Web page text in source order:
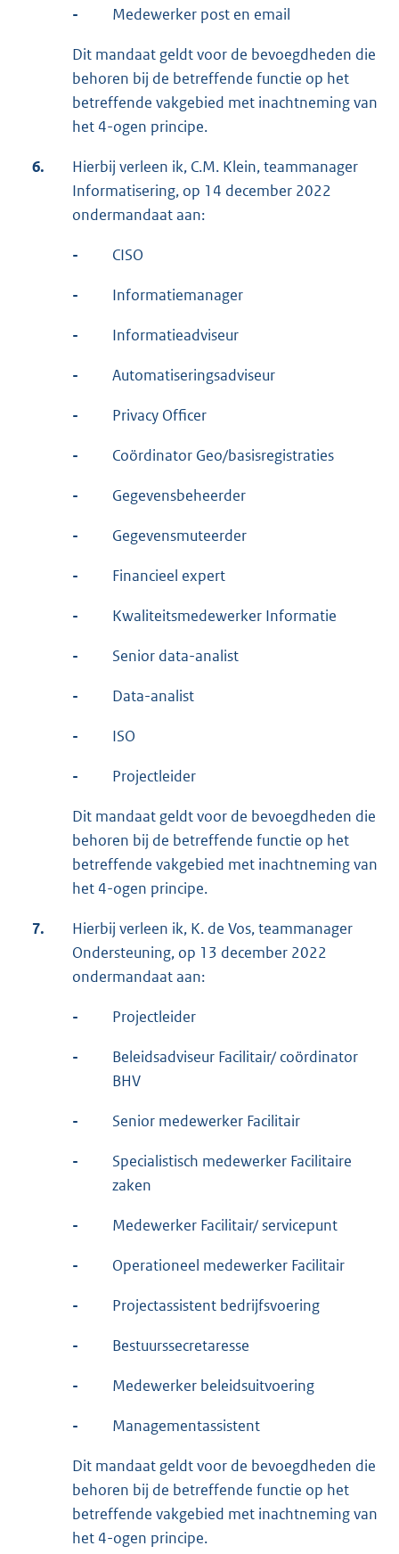
- Medewerker post en email
Dit mandaat geldt voor de bevoegdheden die
behoren bij de betreffende functie op het
betreffende vakgebied met inachtneming van
het 4-ogen principe.
6.
Hierbij verleen ik, C.M. Klein, teammanager
Informatisering, op 14 december 2022
ondermandaat aan:
- CISO
- Informatiemanager
- Informatieadviseur
- Automatiseringsadviseur
- Privacy Officer
- Coördinator Geo/basisregistraties
- Gegevensbeheerder
- Gegevensmuteerder
- Financieel expert
- Kwaliteitsmedewerker Informatie
- Senior data-analist
- Data-analist
- ISO
- Projectleider
Dit mandaat geldt voor de bevoegdheden die
behoren bij de betreffende functie op het
betreffende vakgebied met inachtneming van
het 4-ogen principe.
7.
Hierbij verleen ik, K. de Vos, teammanager
Ondersteuning, op 13 december 2022
ondermandaat aan:
- Projectleider
-
Beleidsadviseur Facilitair/ coördinator
BHV
- Senior medewerker Facilitair
-
Specialistisch medewerker Facilitaire
zaken
- Medewerker Facilitair/ servicepunt
- Operationeel medewerker Facilitair
- Projectassistent bedrijfsvoering
- Bestuurssecretaresse
- Medewerker beleidsuitvoering
- Managementassistent
Dit mandaat geldt voor de bevoegdheden die
behoren bij de betreffende functie op het
betreffende vakgebied met inachtneming van
het 4-ogen principe.